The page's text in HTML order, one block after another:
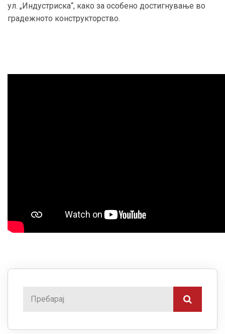
ул. „Индустриска“, како за особено достигнување во
градежното конструкторство.